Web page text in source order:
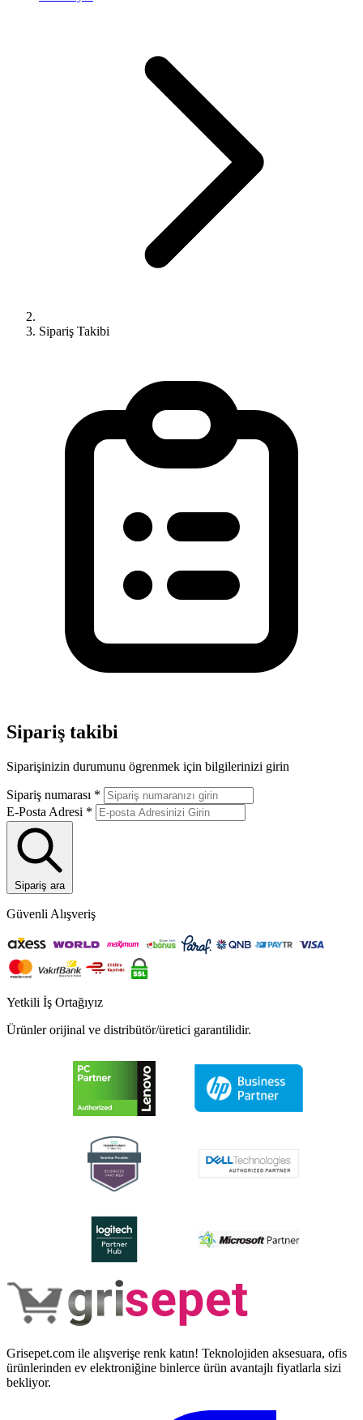
Sipariş Takibi
Sipariş takibi
Siparişinizin durumunu ögrenmek için bilgilerinizi girin
Sipariş numarası *
E-Posta Adresi *
Sipariş ara
Güvenli Alışveriş
Yetkili İş Ortağıyız
Ürünler orijinal ve distribütör/üretici garantilidir.
Grisepet.com ile alışverişe renk katın! Teknolojiden aksesuara, ofis
ürünlerinden ev elektroniğine binlerce ürün avantajlı fiyatlarla sizi
bekliyor.